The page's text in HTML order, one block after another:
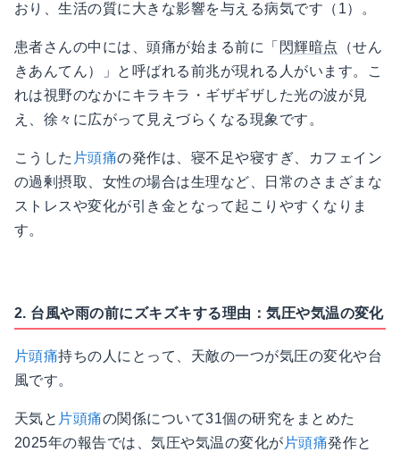
おり、生活の質に大きな影響を与える病気です（1）。
患者さんの中には、頭痛が始まる前に「 閃輝暗点 （せん
きあんてん）」と呼ばれる前兆が現れる人がいます。こ
れは視野のなかにキラキラ・ギザギザした光の波が見
え、徐々に広がって見えづらくなる現象です。
こうした 片頭痛の発作は、寝不足や寝すぎ、カフェイン
の過剰摂取、女性の場合は生理など、日常のさまざまな
ストレスや変化が引き金となって起こりやすくなりま
す。
2. 台風や雨の前にズキズキする理由：気圧や気温の変化
片頭痛持ちの人にとって、天敵の一つが気圧の変化や台
風です。
天気と 片頭痛の関係について31個の研究をまとめた
2025年の報告では、気圧や気温の変化が片頭痛発作と